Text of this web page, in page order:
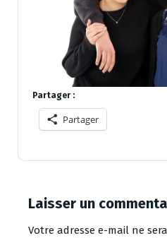
Partager :
Partager
Laisser un
Votre adresse e-mail ne